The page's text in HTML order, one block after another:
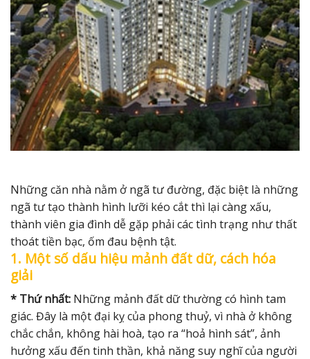
Những căn nhà nằm ở ngã tư đường, đặc biệt là những
ngã tư tạo thành hình lưỡi kéo cắt thì lại càng xấu,
thành viên gia đình dễ gặp phải các tình trạng như thất
thoát tiền bạc, ốm đau bệnh tật.
1. Một số dấu hiệu mảnh đất dữ, cách hóa
giải
* Thứ nhất: Những mảnh đất dữ thường có hình tam
giác. Đây là một đại kỵ của phong thuỷ, vì nhà ở không
chắc chắn, không hài hoà, tạo ra “hoả hình sát”, ảnh
hưởng xấu đến tinh thần, khả năng suy nghĩ của người